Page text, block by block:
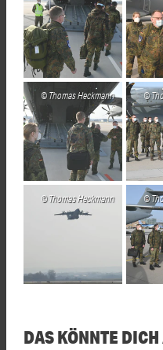
Thomas Heckmann
Thomas Heckmann
DAS KÖNNTE